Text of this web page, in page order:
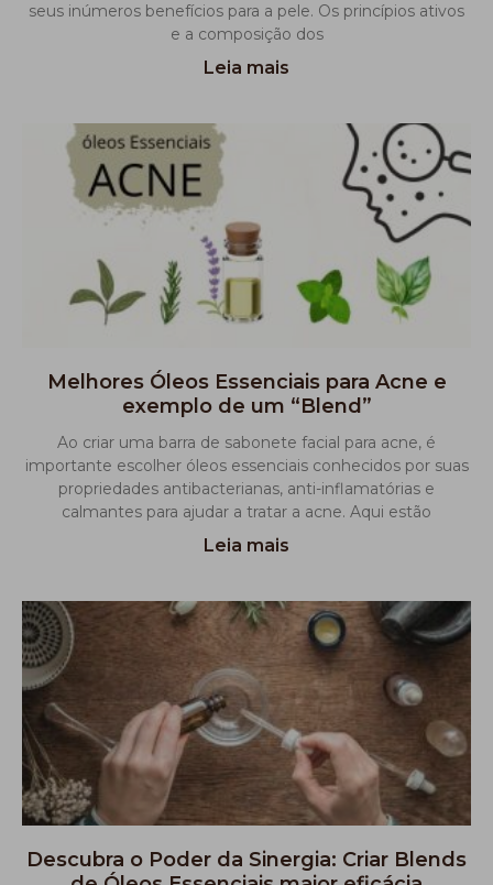
seus inúmeros benefícios para a pele. Os princípios ativos
e a composição dos
Leia mais
Melhores Óleos Essenciais para Acne e
exemplo de um “Blend”
Ao criar uma barra de sabonete facial para acne, é
importante escolher óleos essenciais conhecidos por suas
propriedades antibacterianas, anti-inflamatórias e
calmantes para ajudar a tratar a acne. Aqui estão
Leia mais
Descubra o Poder da Sinergia: Criar Blends